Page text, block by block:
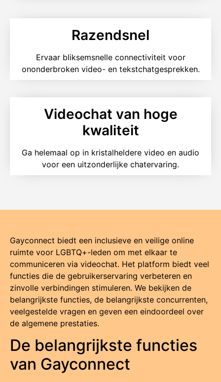
Razendsnel
Ervaar bliksemsnelle connectiviteit voor
ononderbroken video- en tekstchatgesprekken.
Videochat van hoge
kwaliteit
Ga helemaal op in kristalheldere video en audio
voor een uitzonderlijke chatervaring.
Gayconnect biedt een inclusieve en veilige online
ruimte voor LGBTQ+-leden om met elkaar te
communiceren via videochat. Het platform biedt veel
functies die de gebruikerservaring verbeteren en
zinvolle verbindingen stimuleren. We bekijken de
belangrijkste functies, de belangrijkste concurrenten,
veelgestelde vragen en geven een eindoordeel over
de algemene prestaties.
De belangrijkste functies
van Gayconnect